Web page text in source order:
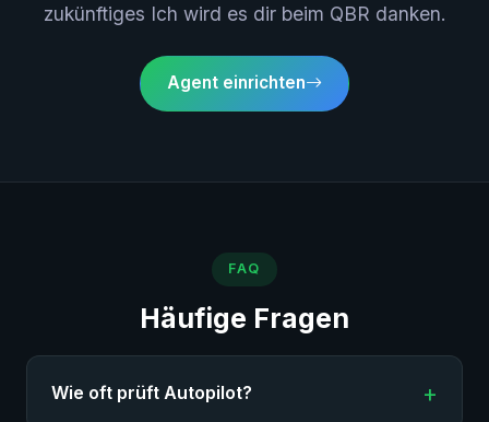
zukünftiges Ich wird es dir beim QBR danken.
Agent einrichten
FAQ
Häufige Fragen
Wie oft prüft Autopilot?